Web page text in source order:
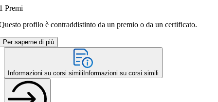
Premi
profilo è contraddistinto da un premio o da un certificato.
Per saperne di più
Informazioni su corsi simili Informazioni su corsi simili